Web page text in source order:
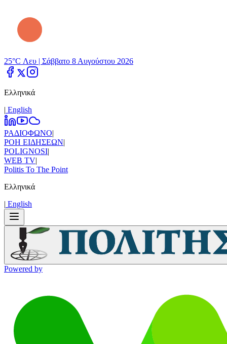
25°C Λευ | Σάββατο 8 Αυγούστου 2026
Ελληνικά
| Εnglish
ΡΑΔΙΟΦΩΝΟ|
ΡΟΗ ΕΙΔΗΣΕΩΝ|
POLIGNOSI|
WEB TV|
Politis To The Point
Ελληνικά
| Εnglish
Powered by